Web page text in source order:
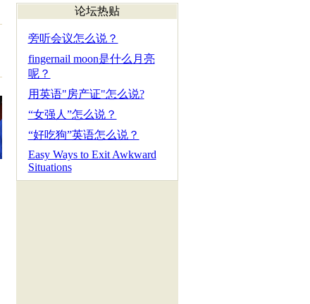
论坛热贴
旁听会议怎么说？
fingernail moon是什么月亮
呢？
用英语"房产证"怎么说?
“女强人”怎么说？
“好吃狗”英语怎么说？
Easy Ways to Exit Awkward
Situations